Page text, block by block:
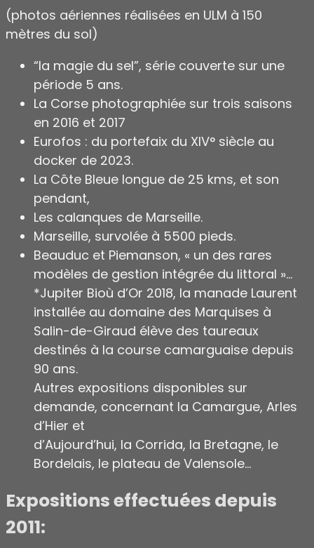
(photos aériennes réalisées en ULM à 150
mètres du sol)
“la magie du sel”, série couverte sur une
période 5 ans.
La Corse photographiée sur trois saisons
en 2016 et 2017
Eurofos : du portefaix du XIV° siècle au
docker de 2023.
La Côte Bleue longue de 25 kms, et son
pendant,
Les calanques de Marseille.
Marseille, survolée à 5500 pieds.
Beauduc et Piemanson, « un des rares
modèles de gestion intégrée du littoral »…
*Jupiter Bioù d’Or 2018, la manade Laurent
installée au domaine des Marquises à
Salin-de-Giraud élève des taureaux
destinés à la course camarguaise depuis
90 ans.
Autres expositions disponibles sur
demande, concernant la Camargue, Arles
d’Hier et
d’Aujourd’hui, la Corrida, la Bretagne, le
Bordelais, le plateau de Valensole…
Expositions effectuées depuis
2011: